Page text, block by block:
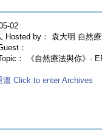
02
Hosted by： 袁大明 自然
：
： 《自然療法與你》-
溫 Click to enter Archives